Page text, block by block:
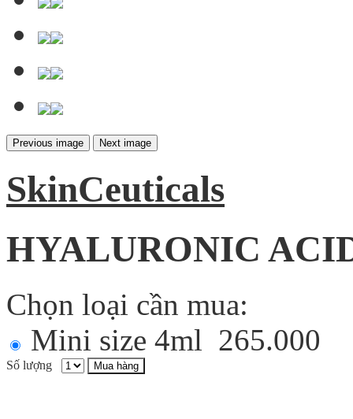
Previous image Next image
SkinCeuticals
HYALURONIC
Chọn loại cần mua:
Mini size 4ml 265.000
Số lượng Mua hàng